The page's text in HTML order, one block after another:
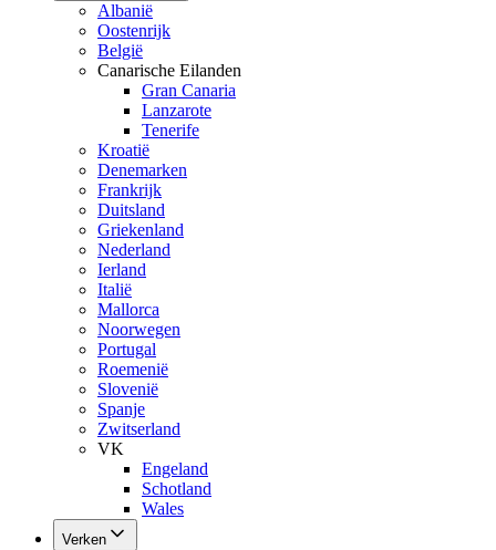
Albanië
Oostenrijk
België
Canarische Eilanden
Gran Canaria
Lanzarote
Tenerife
Kroatië
Denemarken
Frankrijk
Duitsland
Griekenland
Nederland
Ierland
Italië
Mallorca
Noorwegen
Portugal
Roemenië
Slovenië
Spanje
Zwitserland
VK
Engeland
Schotland
Wales
Verken